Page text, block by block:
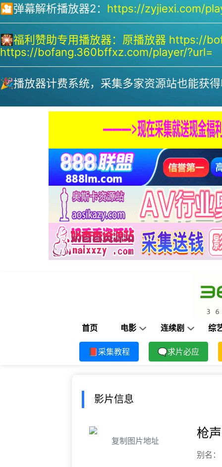
🎦弹幕解析播放器2： https://zyjiexi.com/
🎇福利赞助专用播放器： 原播放器 https://
https://bofang.360bffxz.com/player/?url=
🎉播放器计费系统，采集多家资源站也能获
首页 电影 连续剧 综
📕采集教程 🗨求片必应
影片信息
复制图片地址
枪
别名：